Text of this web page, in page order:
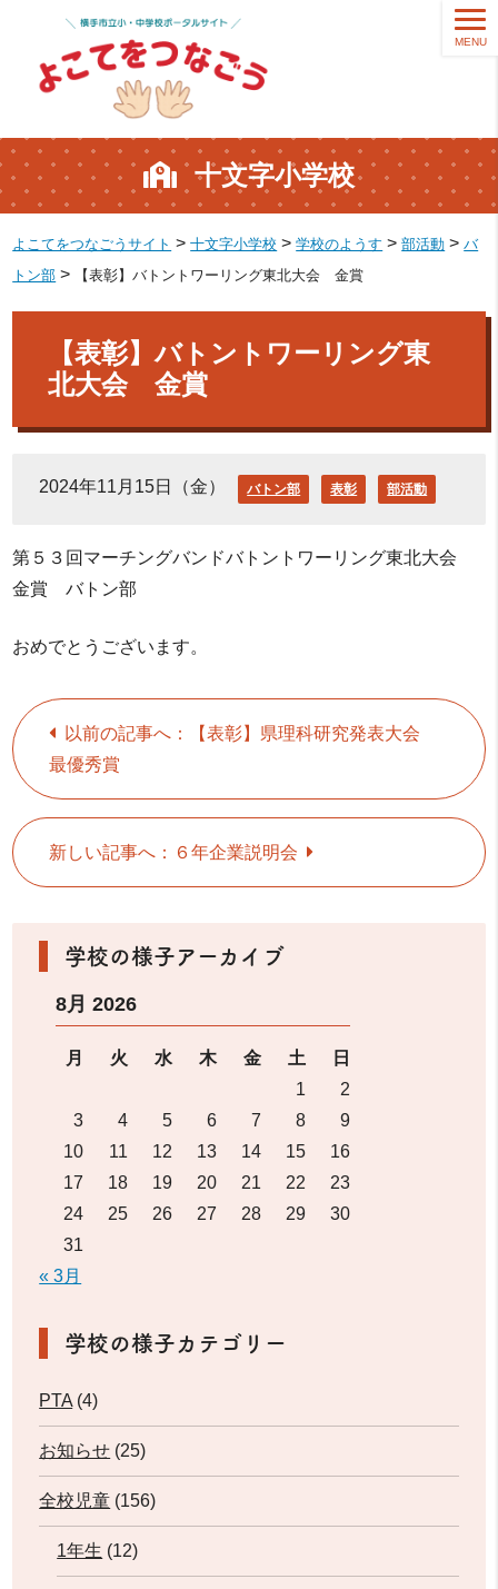
十文字小学校
MENU
よこてをつなごうサイト >十文字小学校 >学校のようす >部活動 >バ
トン部 > 【表彰】バトントワーリング東北大会 金賞
【表彰】バトントワーリング東
北大会 金賞
2024年11月15日（金） バトン部 表彰 部活動
第５３回マーチングバンドバトントワーリング東北大会
金賞 バトン部
おめでとうございます。
以前の記事へ：【表彰】県理科研究発表大会
最優秀賞
新しい記事へ：６年企業説明会
学校の様子アーカイブ
8月 2026
月 火 水 木 金 土
日
1
2
3
4 5 6 7 8
9
10
11 12 13 14 15
16
17
18 19 20 21 22
23
24
25 26 27 28 29
30
31
« 3月
学校の様子カテゴリー
PTA (4)
お知らせ (25)
全校児童 (156)
1年生 (12)